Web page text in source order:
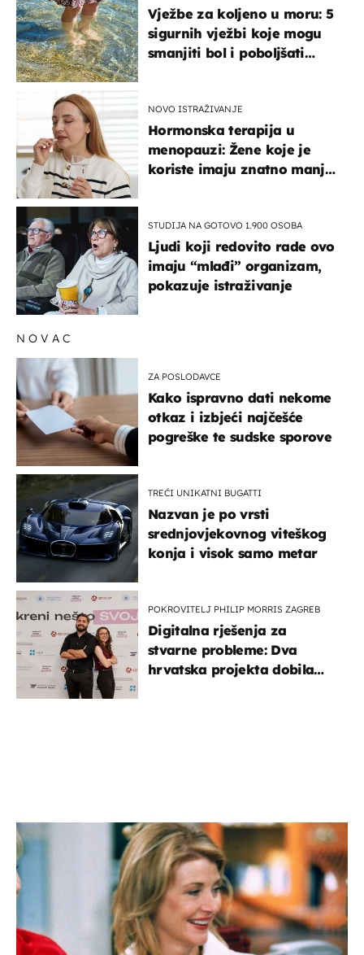
Vježbe za koljeno u moru: 5
sigurnih vježbi koje mogu
smanjiti bol i poboljšati
NOVO ISTRAŽIVANJE
Hormonska terapija u
menopauzi: Žene koje je
koriste imaju znatno manji
STUDIJA NA GOTOVO 1.900 OSOBA
Ljudi koji redovito rade ovo
imaju “mlađi” organizam,
pokazuje istraživanje
NOVAC
ZA POSLODAVCE
Kako ispravno dati nekome
otkaz i izbjeći najčešće
pogreške te sudske sporove
TREĆI UNIKATNI BUGATTI
Nazvan je po vrsti
srednjovjekovnog viteškog
konja i visok samo metar
POKROVITELJ PHILIP MORRIS ZAGREB
Digitalna rješenja za
stvarne probleme: Dva
hrvatska projekta dobila